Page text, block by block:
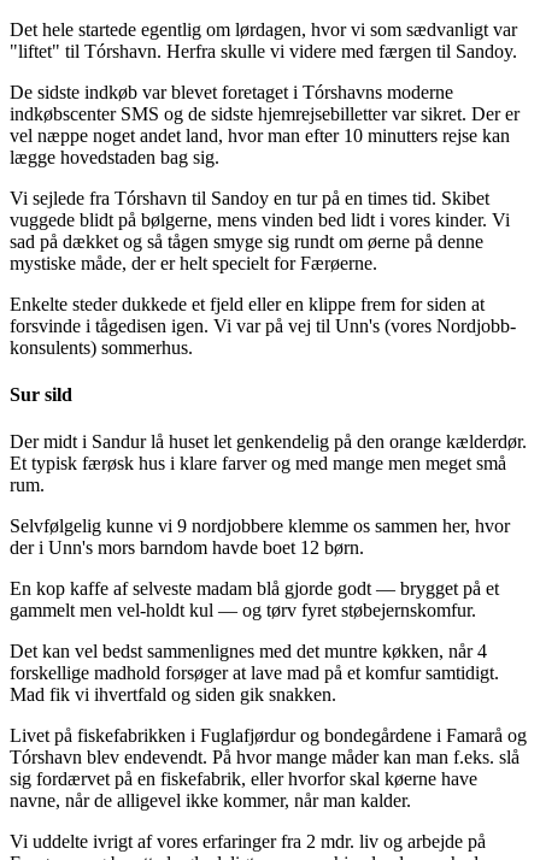
Det hele startede egentlig om lørdagen, hvor vi som sædvanligt var
"liftet" til Tórshavn. Herfra skulle vi videre med færgen til Sandoy.
De sidste indkøb var blevet foretaget i Tórshavns moderne
indkøbscenter SMS og de sidste hjemrejsebilletter var sikret. Der er
vel næppe noget andet land, hvor man efter 10 minutters rejse kan
lægge hovedstaden bag sig.
Vi sejlede fra Tórshavn til Sandoy en tur på en times tid. Skibet
vuggede blidt på bølgerne, mens vinden bed lidt i vores kinder. Vi
sad på dækket og så tågen smyge sig rundt om øerne på denne
mystiske måde, der er helt specielt for Færøerne.
Enkelte steder dukkede et fjeld eller en klippe frem for siden at
forsvinde i tågedisen igen. Vi var på vej til Unn's (vores Nordjobb-
konsulents) sommerhus.
Sur sild
Der midt i Sandur lå huset let genkendelig på den orange kælderdør.
Et typisk færøsk hus i klare farver og med mange men meget små
rum.
Selvfølgelig kunne vi 9 nordjobbere klemme os sammen her, hvor
der i Unn's mors barndom havde boet 12 børn.
En kop kaffe af selveste madam blå gjorde godt — brygget på et
gammelt men vel-holdt kul — og tørv fyret støbejernskomfur.
Det kan vel bedst sammenlignes med det muntre køkken, når 4
forskellige madhold forsøger at lave mad på et komfur samtidigt.
Mad fik vi ihvertfald og siden gik snakken.
Livet på fiskefabrikken i Fuglafjørdur og bondegårdene i Famarå og
Tórshavn blev endevendt. På hvor mange måder kan man f.eks. slå
sig fordærvet på en fiskefabrik, eller hvorfor skal køerne have
navne, når de alligevel ikke kommer, når man kalder.
Vi uddelte ivrigt af vores erfaringer fra 2 mdr. liv og arbejde på